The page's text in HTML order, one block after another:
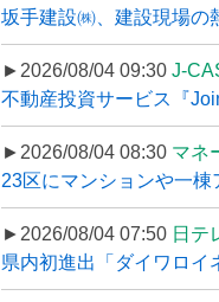
坂手建設㈱、建設現場の
►2026/08/04 09:30 J-
不動産投資サービス『
►2026/08/04 08:30 マネ
23区にマンションや一
►2026/08/04 07:50 日テ
県内初進出「ダイワロイ